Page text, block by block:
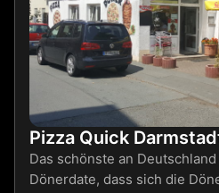
Pizza Quick
Das schönste an
Dönerdate, dass sich die